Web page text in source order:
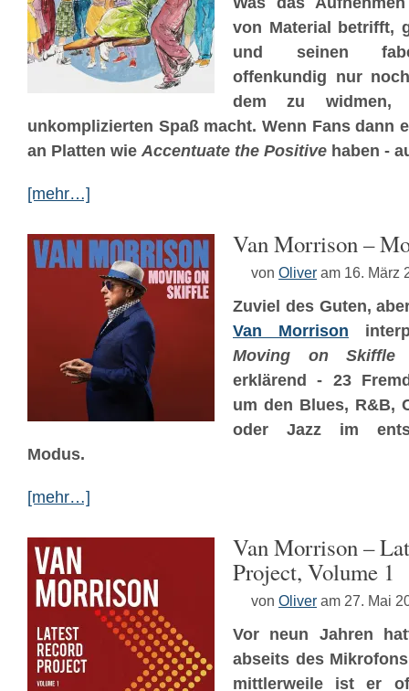
von Material betrifft,
und seinen
offenkundig nur
dem zu widmen,
unkomplizierten Spaß macht. Wenn Fans dann
an Platten wie Accentuate the Positive haben -
[mehr…]
Van Morrison –
von Oliver am 16. März
Zuviel des Guten,
Van Morrison
Moving on Skiffle
erklärend - 23
um den Blues, R&B,
oder Jazz im
Modus.
[mehr…]
Van Morrison –
Project, Volume 1
von Oliver am 27. Mai
Vor neun Jahren
abseits des
mittlerweile ist er